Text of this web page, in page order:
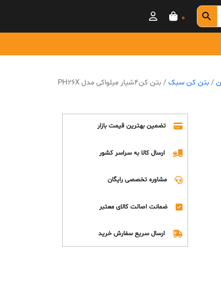
0
/بتن کن سبک / بتن کن4شیار میلواکی مدل PH26X
تضمین بهترین قیمت بازار
ارسال کالا به سراسر کشور
مشاوره تخصصی رایگان
ضمانت اصالت کالای معتبر
ارسال سریع سفارش خرید